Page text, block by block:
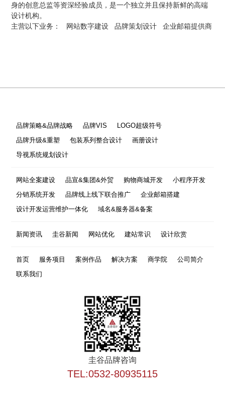
身的创意总监等资深经验成员，是一个独立并且保持新鲜的高端
设计机构。
主营以下业务： 网站数字建设 品牌策划设计 企业邮箱提供商
品牌策略&品牌战略 品牌VIS
LOGO超级符号
品牌升级&重塑
包装系列整合设计
画册设计
导视系统规划设计
网站全案建设 品宣&集团&外贸 购物商城开发
小程序开发
分销系统开发
品牌线上线下联合推广
企业邮箱搭建
设计开发运营维护一体化
域名&服务器&备案
新闻资讯 圭谷新闻 网站优化 建站常识 设计欣赏
首页 服务项目 案例作品 解决方案 商学院
公司简介
联系我们
圭谷品牌咨询
TEL:0532-80935115